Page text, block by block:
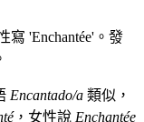
寫 'Enchantée'。發
Encantado/a 類似，
，女性說 Enchantée